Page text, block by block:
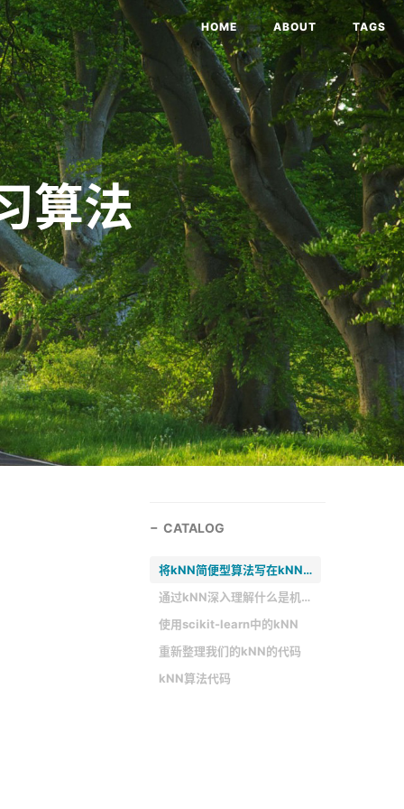
HOME ABOUT TAGS
算法
CATALOG
将kNN简便型算法写在kNN.py文件里
通过kNN深入理解什么是机器学习
使用scikit-learn中的kNN
重新整理我们的kNN的代码
kNN算法代码